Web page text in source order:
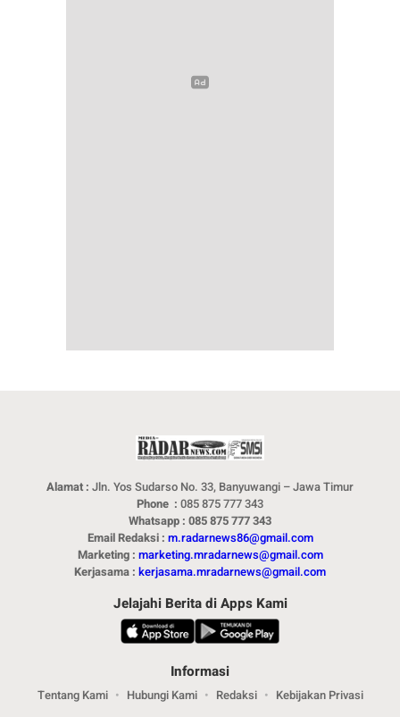
Alamat : Jln. Yos Sudarso No. 33, Banyuwangi – Jawa Timur
Phone : 085 875 777 343
Whatsapp : 085 875 777 343
Email Redaksi : m.radarnews86@gmail.com
Marketing : marketing.mradarnews@gmail.com
Kerjasama : kerjasama.mradarnews@gmail.com
Jelajahi Berita di Apps Kami
Informasi
Tentang Kami Hubungi Kami Redaksi
Kebijakan Privasi